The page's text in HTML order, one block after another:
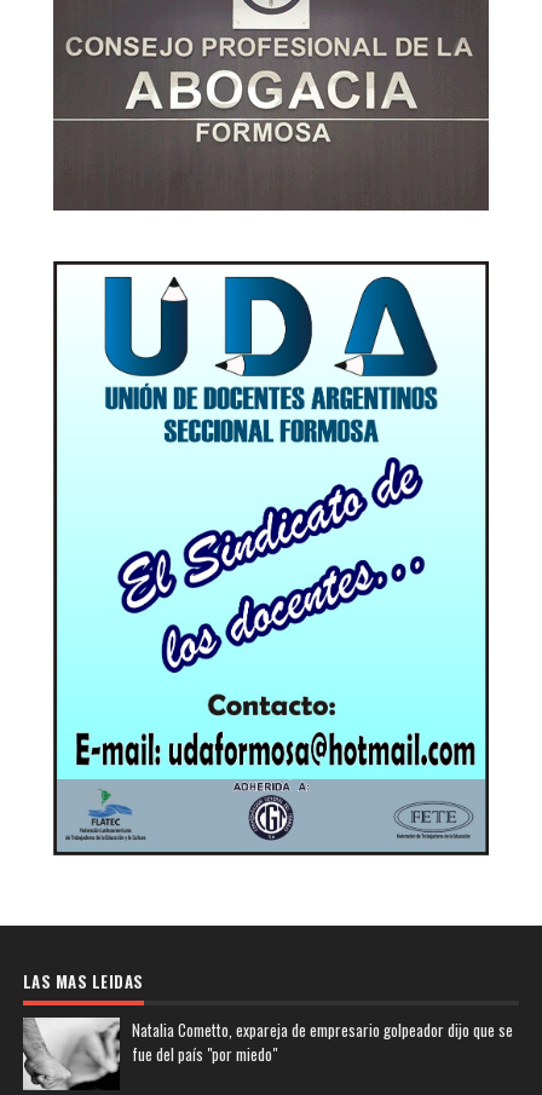
LAS MAS LEIDAS
Natalia Cometto, expareja de empresario golpeador dijo que se
fue del país "por miedo"